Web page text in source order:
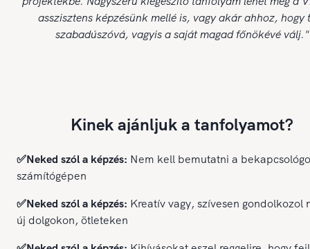
asszisztens képzésünk mellé is, vagy akár ahhoz, hogy
szabadúszóvá, vagyis a saját magad főnökévé válj."
Kinek ajánljuk a tanfolyamot?
✅Neked szól a képzés: Nem kell bemutatni a
számítógépen
✅Neked szól a képzés: Kreatív vagy, szívesen gondolkozol
új dolgokon, ötleteken